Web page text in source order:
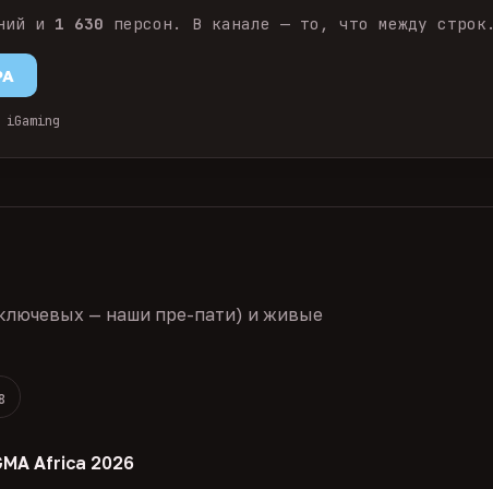
и 1 630 персон. В канале — то, что между строк.
— наши пре-пати) и живые
Africa 2026